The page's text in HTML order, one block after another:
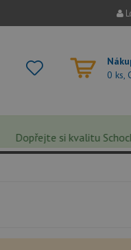
0 ks,
Dopřejte si kvalitu Schock